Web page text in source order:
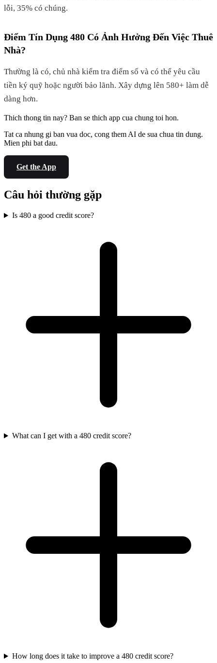
lỗi, 35% có chúng.
Điểm Tín Dụng 480 Có Ảnh Hưởng Đến Việc Thuê
Nhà?
Thường là có, chủ nhà kiểm tra điểm số và có thể yêu cầu
tiền ký quỹ hoặc người bảo lãnh. Xây dựng lên 580+ làm dễ
dàng hơn.
Thich thong tin nay? Ban se thich app cua chung toi hon.
Tat ca nhung gi ban vua doc, cong them AI de sua chua tin dung.
Mien phi bat dau.
Get the App
Câu hỏi thường gặp
Is 480 a good credit score?
What can I get with a 480 credit score?
How long does it take to improve a 480 credit score?